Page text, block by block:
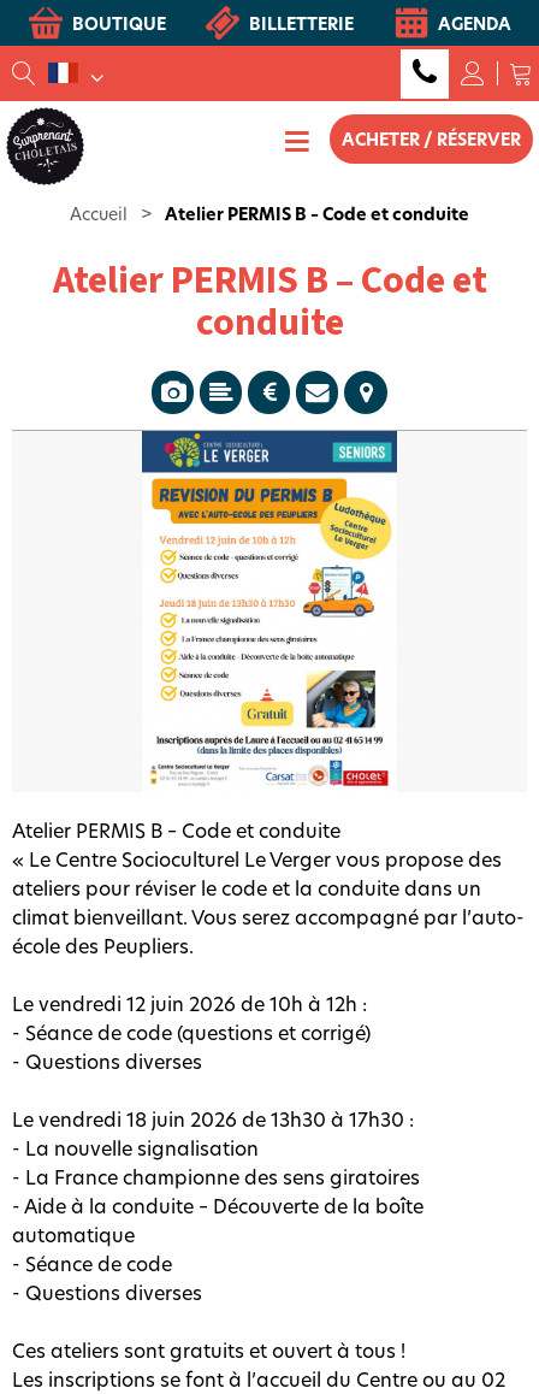
BOUTIQUE BILLETTERIE AGENDA
ACHETER / RÉSERVER
Accueil > Atelier PERMIS B – Code et conduite
Atelier PERMIS B – Code et
conduite
Atelier PERMIS B – Code et conduite
« Le Centre Socioculturel Le Verger vous propose des
ateliers pour réviser le code et la conduite dans un
climat bienveillant. Vous serez accompagné par l’auto-
école des Peupliers.
Le vendredi 12 juin 2026 de 10h à 12h :
- Séance de code (questions et corrigé)
- Questions diverses
Le vendredi 18 juin 2026 de 13h30 à 17h30 :
- La nouvelle signalisation
- La France championne des sens giratoires
- Aide à la conduite – Découverte de la boîte
automatique
- Séance de code
- Questions diverses
Ces ateliers sont gratuits et ouvert à tous !
Les inscriptions se font à l’accueil du Centre ou au 02